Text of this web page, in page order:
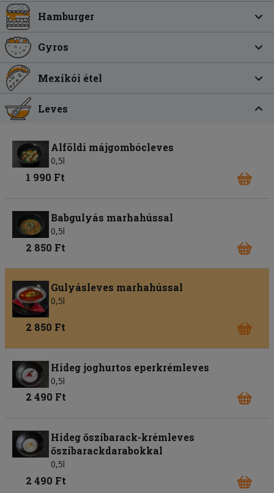
Hamburger
Gyros
Mexikói étel
Leves
Alföldi májgombócleves
0,5l
1 990 Ft
Babgulyás marhahússal
0,5l
2 850 Ft
Gulyásleves marhahússal
0,5l
2 850 Ft
Hideg joghurtos eperkrémleves
0,5l
2 490 Ft
Hideg őszibarack-krémleves
őszibarackdarabokkal
0,5l
2 490 Ft